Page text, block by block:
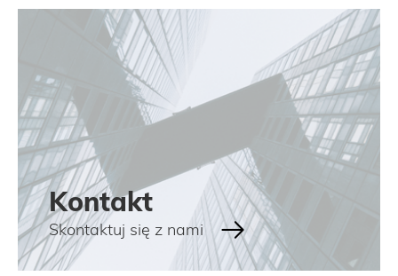
Kontakt
Skontaktuj się z nami